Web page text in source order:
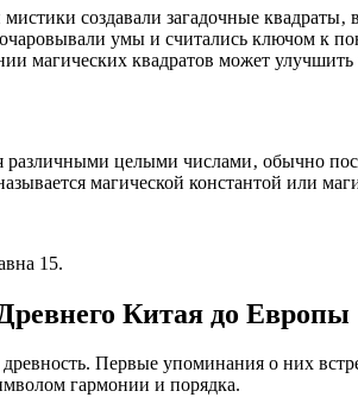
создавали загадочные
умы и считались ключом к
магических квадратов может
различными целыми числами‚ обычно
магической константой или
15.
Китая до Европы
Первые упоминания о них
гармонии и порядка.